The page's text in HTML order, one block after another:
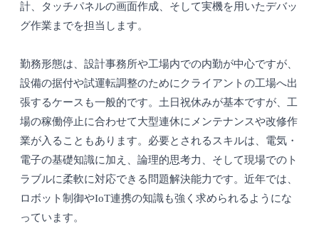
計、タッチパネルの画面作成、そして実機を用いたデバッ
グ作業までを担当します。
勤務形態は、設計事務所や工場内での内勤が中心ですが、
設備の据付や試運転調整のためにクライアントの工場へ出
張するケースも一般的です。土日祝休みが基本ですが、工
場の稼働停止に合わせて大型連休にメンテナンスや改修作
業が入ることもあります。必要とされるスキルは、電気・
電子の基礎知識に加え、論理的思考力、そして現場でのト
ラブルに柔軟に対応できる問題解決能力です。近年では、
ロボット制御やIoT連携の知識も強く求められるようにな
っています。